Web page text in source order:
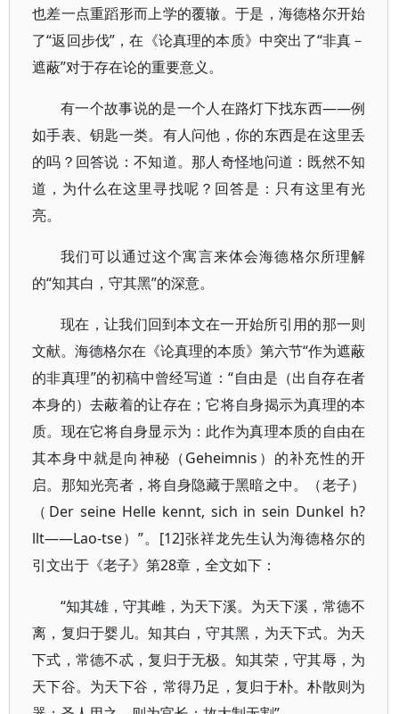
也差一点重蹈形而上学的覆辙。于是，海德格尔开始
了“返回步伐”，在《论真理的本质》中突出了“非真－
遮蔽”对于存在论的重要意义。
有一个故事说的是一个人在路灯下找东西――例
如手表、钥匙一类。有人问他，你的东西是在这里丢
的吗？回答说：不知道。那人奇怪地问道：既然不知
道，为什么在这里寻找呢？回答是：只有这里有光
亮。
我们可以通过这个寓言来体会海德格尔所理解
的“知其白，守其黑”的深意。
现在，让我们回到本文在一开始所引用的那一则
文献。海德格尔在《论真理的本质》第六节“作为遮蔽
的非真理”的初稿中曾经写道：“自由是（出自存在者
本身的）去蔽着的让存在；它将自身揭示为真理的本
质。现在它将自身显示为：此作为真理本质的自由在
其本身中就是向神秘（Geheimnis）的补充性的开
启。那知光亮者，将自身隐藏于黑暗之中。（老子）
（Der seine Helle kennt, sich in sein Dunkel h?
llt――Lao-tse）”。[12]张祥龙先生认为海德格尔的
引文出于《老子》第28章，全文如下：
“知其雄，守其雌，为天下溪。为天下溪，常德不
离，复归于婴儿。知其白，守其黑，为天下式。为天
下式，常德不忒，复归于无极。知其荣，守其辱，为
天下谷。为天下谷，常得乃足，复归于朴。朴散则为